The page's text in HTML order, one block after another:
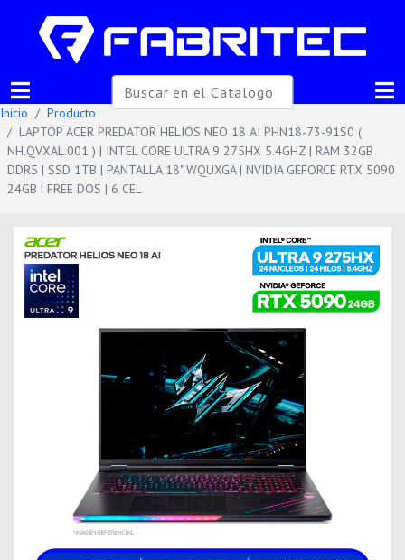
Inicio
Producto
LAPTOP ACER PREDATOR HELIOS NEO 18 AI PHN18-73-91S0 (
NH.QVXAL.001 ) | INTEL CORE ULTRA 9 275HX 5.4GHZ | RAM 32GB
DDR5 | SSD 1TB | PANTALLA 18" WQUXGA | NVIDIA GEFORCE RTX 5090
24GB | FREE DOS | 6 CEL